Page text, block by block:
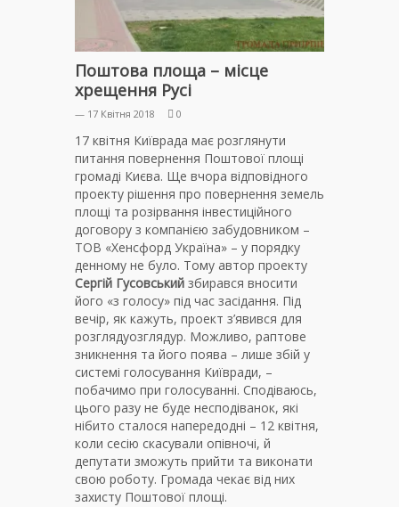
Поштова площа – місце
хрещення Русі
— 17 Квітня 2018 0
17 квітня Київрада має розглянути
питання повернення Поштової площі
громаді Києва. Ще вчора відповідного
проекту рішення про повернення земель
площі та розірвання інвестиційного
договору з компанією забудовником –
ТОВ «Хенсфорд Україна» – у порядку
денному не було. Тому автор проекту
Сергій Гусовський збирався вносити
його «з голосу» під час засідання. Під
вечір, як кажуть, проект з’явився для
розглядуозглядур. Можливо, раптове
зникнення та його поява – лише збій у
системі голосування Київради, –
побачимо при голосуванні. Сподіваюсь,
цього разу не буде несподіванок, які
нібито сталося напередодні – 12 квітня,
коли сесію скасували опівночі, й
депутати зможуть прийти та виконати
свою роботу. Громада чекає від них
захисту Поштової площі.